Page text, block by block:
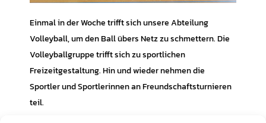
Einmal in der Woche trifft sich unsere Abteilung
Volleyball, um den Ball übers Netz zu schmettern. Die
Volleyballgruppe trifft sich zu sportlichen
Freizeitgestaltung. Hin und wieder nehmen die
Sportler und Sportlerinnen an Freundschaftsturnieren
teil.